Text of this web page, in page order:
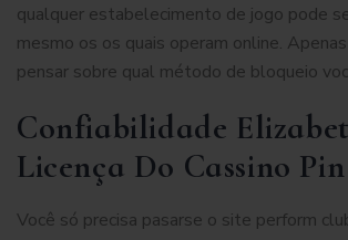
qualquer estabelecimento de jogo pode
mesmo os os quais operam online.
pensar sobre qual método de bloqueio
Confiabilidade
Licença Do Cassino
Você só precisa pasarse o site perform